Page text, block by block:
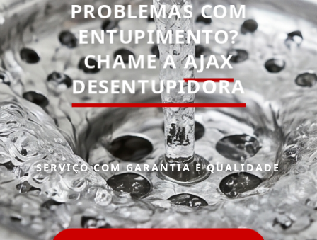
PROBLEMAS COM
ENTUPIMENTO?
CHAME AAJAX
DESENTUPIDORA
SERVIÇO COM GARANTIA E QUALIDADE